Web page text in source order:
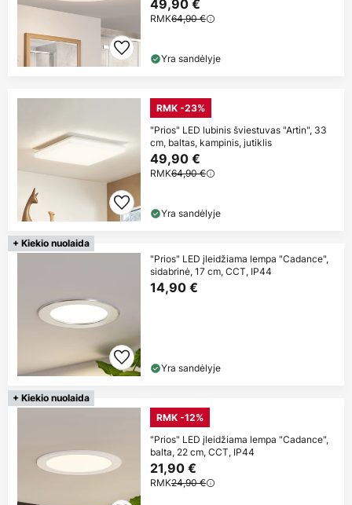
49,90 €
RMK64,90 €
Yra sandėlyje
RMK -23%
"Prios" LED lubinis šviestuvas "Artin", 33
cm, baltas, kampinis, jutiklis
49,90 €
RMK64,90 €
Yra sandėlyje
+ Kiekio nuolaida
"Prios" LED įleidžiama lempa "Cadance",
sidabrinė, 17 cm, CCT, IP44
14,90 €
Yra sandėlyje
+ Kiekio nuolaida
RMK -12%
"Prios" LED įleidžiama lempa "Cadance",
balta, 22 cm, CCT, IP44
21,90 €
RMK24,90 €